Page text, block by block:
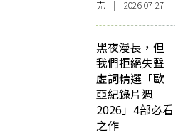
克 | 2026-07-27
黑夜漫長，但
我們拒絕失聲
虛詞精選「歐
亞紀錄片週
2026」4部必看
之作